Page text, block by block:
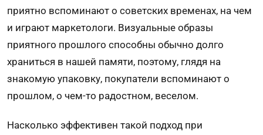
приятно вспоминают о совет­ских временах, на чем
и играют маркетологи. Визуальные образы
приятного прошлого способны обычно долго
храниться в нашей памяти, поэтому, глядя на
знакомую упаковку, покупатели вспоминают о
прошлом, о чем-то радостном, веселом.
Насколько эффективен такой подход при